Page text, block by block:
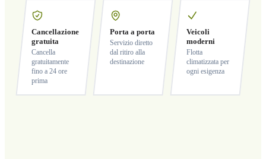
Cancellazione
gratuita
Cancella
gratuitamente
fino a 24 ore
prima
Porta a porta
Servizio diretto
dal ritiro alla
destinazione
Veicoli
moderni
Flotta
climatizzata per
ogni esigenza